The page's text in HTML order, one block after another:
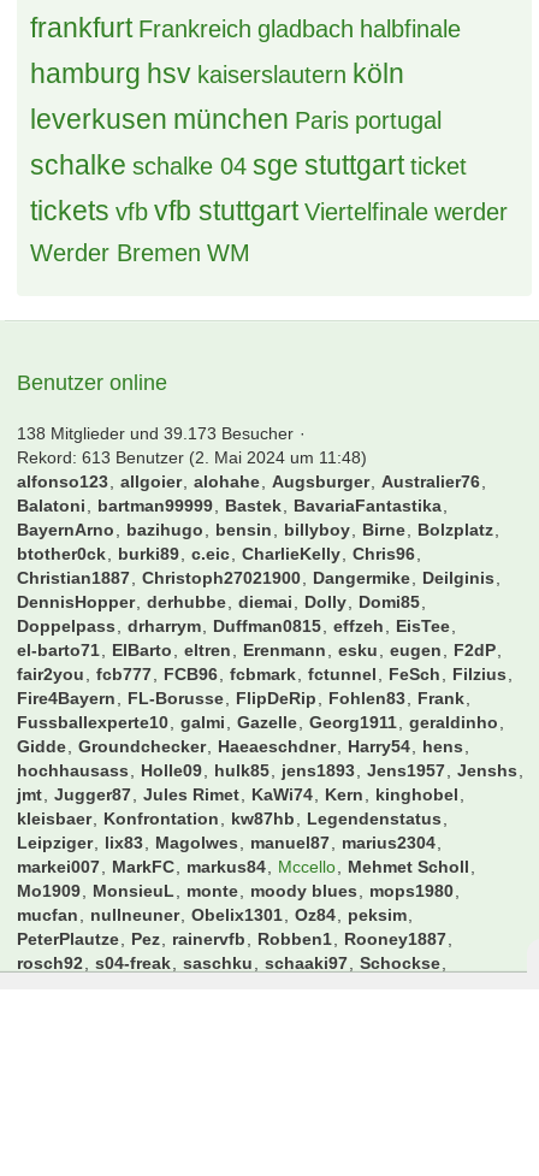
frankfurt Frankreich gladbach halbfinale
hamburg hsv kaiserslautern köln
leverkusen münchen Paris portugal
schalke schalke 04 sge stuttgart ticket
tickets vfb vfb stuttgart Viertelfinale werder
Werder Bremen WM
Benutzer online
138 Mitglieder und 39.173 Besucher
Rekord: 613 Benutzer (2. Mai 2024 um 11:48)
alfonso123
allgoier alohahe Augsburger
Australier76
Balatoni
bartman99999 Bastek
BavariaFantastika
BayernArno
bazihugo bensin billyboy Birne
Bolzplatz
btother0ck
burki89 c.eic CharlieKelly
Chris96
Christian1887
Christoph27021900 Dangermike
Deilginis
DennisHopper
derhubbe diemai Dolly
Domi85
Doppelpass
drharrym Duffman0815 effzeh
EisTee
el-barto71
ElBarto eltren Erenmann esku eugen
F2dP
fair2you
fcb777 FCB96 fcbmark fctunnel FeSch
Filzius
Fire4Bayern
FL-Borusse FlipDeRip Fohlen83
Frank
Fussballexperte10
galmi Gazelle Georg1911
geraldinho
Gidde
Groundchecker Haeaeschdner Harry54
hens
hochhausass
Holle09 hulk85 jens1893 Jens1957
Jenshs
jmt
Jugger87 Jules Rimet KaWi74 Kern
kinghobel
kleisbaer
Konfrontation kw87hb
Legendenstatus
Leipziger
lix83 Magolwes manuel87
marius2304
markei007
MarkFC markus84 Mccello
Mehmet Scholl
Mo1909
MonsieuL monte moody blues
mops1980
mucfan
nullneuner Obelix1301 Oz84
peksim
PeterPlautze
Pez rainervfb Robben1
Rooney1887
rosch92
s04-freak saschku schaaki97
Schockse